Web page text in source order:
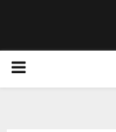
PRIMARY